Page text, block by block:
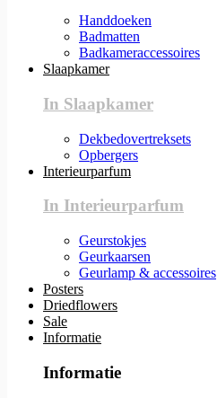
Handdoeken
Badmatten
Badkameraccessoires
Slaapkamer
In Slaapkamer
Dekbedovertreksets
Opbergers
Interieurparfum
In Interieurparfum
Geurstokjes
Geurkaarsen
Geurlamp & accessoires
Posters
Driedflowers
Sale
Informatie
Informatie